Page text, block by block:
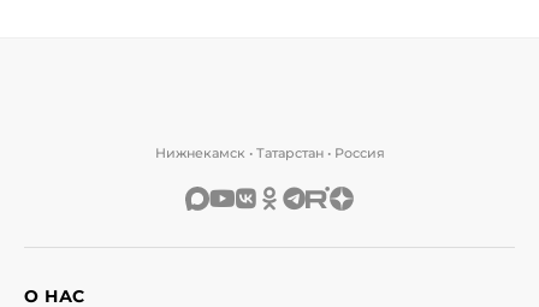
Нижнекамск • Татарстан • Россия
О НАС